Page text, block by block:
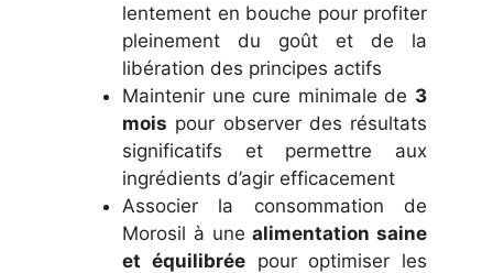
lentement en bouche pour profiter
pleinement du goût et de la
libération des principes actifs
Maintenir une cure minimale de 3
mois pour observer des résultats
significatifs et permettre aux
ingrédients d’agir efficacement
Associer la consommation de
Morosil à unealimentation saine
et équilibréepour optimiser les